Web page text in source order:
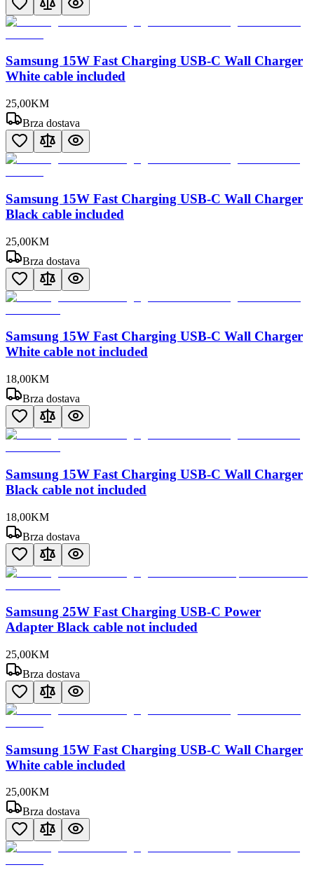
Samsung 15W Fast Charging USB-C Wall Charger
White cable included
25,00KM
Brza dostava
Samsung 15W Fast Charging USB-C Wall Charger
Black cable included
25,00KM
Brza dostava
Samsung 15W Fast Charging USB-C Wall Charger
White cable not included
18,00KM
Brza dostava
Samsung 15W Fast Charging USB-C Wall Charger
Black cable not included
18,00KM
Brza dostava
Samsung 25W Fast Charging USB-C Power
Adapter Black cable not included
25,00KM
Brza dostava
Samsung 15W Fast Charging USB-C Wall Charger
White cable included
25,00KM
Brza dostava